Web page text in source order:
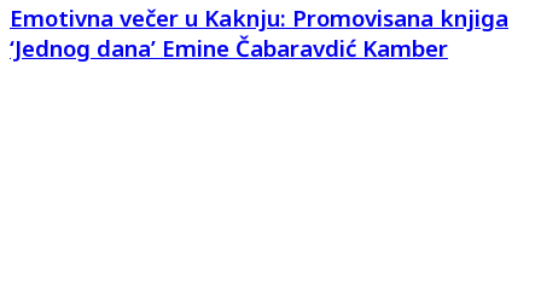
Emotivna večer u Kaknju: Promovisana knjiga
‘Jednog dana’ Emine Čabaravdić Kamber